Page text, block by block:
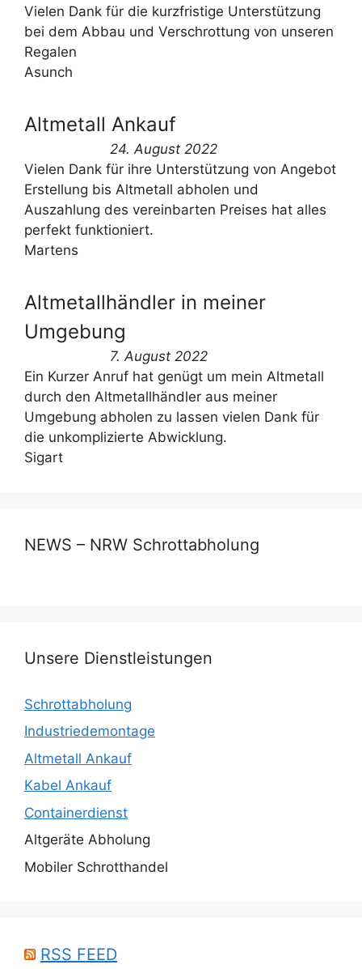
Vielen Dank für die kurzfristige Unterstützung
bei dem Abbau und Verschrottung von unseren
Regalen
Asunch
Altmetall Ankauf
24. August 2022
Vielen Dank für ihre Unterstützung von Angebot
Erstellung bis Altmetall abholen und
Auszahlung des vereinbarten Preises hat alles
perfekt funktioniert.
Martens
Altmetallhändler in meiner
Umgebung
7. August 2022
Ein Kurzer Anruf hat genügt um mein Altmetall
durch den Altmetallhändler aus meiner
Umgebung abholen zu lassen vielen Dank für
die unkomplizierte Abwicklung.
Sigart
NEWS – NRW Schrottabholung
Unsere Dienstleistungen
Schrottabholung
Industriedemontage
Altmetall Ankauf
Kabel Ankauf
Containerdienst
Altgeräte Abholung
Mobiler Schrotthandel
RSS FEED